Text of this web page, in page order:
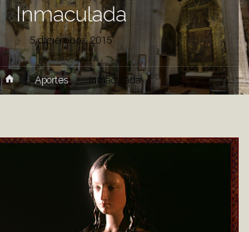
Inmaculada
5 diciembre, 2015
InicioAportes Inmaculada